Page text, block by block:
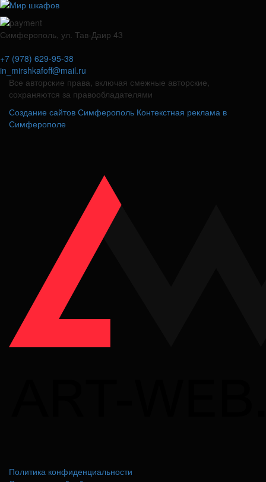
Симферополь, ул. Тав-Даир 43
+7 (978) 629-95-38
in_mirshkafoff@mail.ru
Все авторские права, включая смежные авторские,
сохраняются за правообладателями
Создание сайтов Симферополь Контекстная реклама в
Симферополе
Политика конфиденциальности